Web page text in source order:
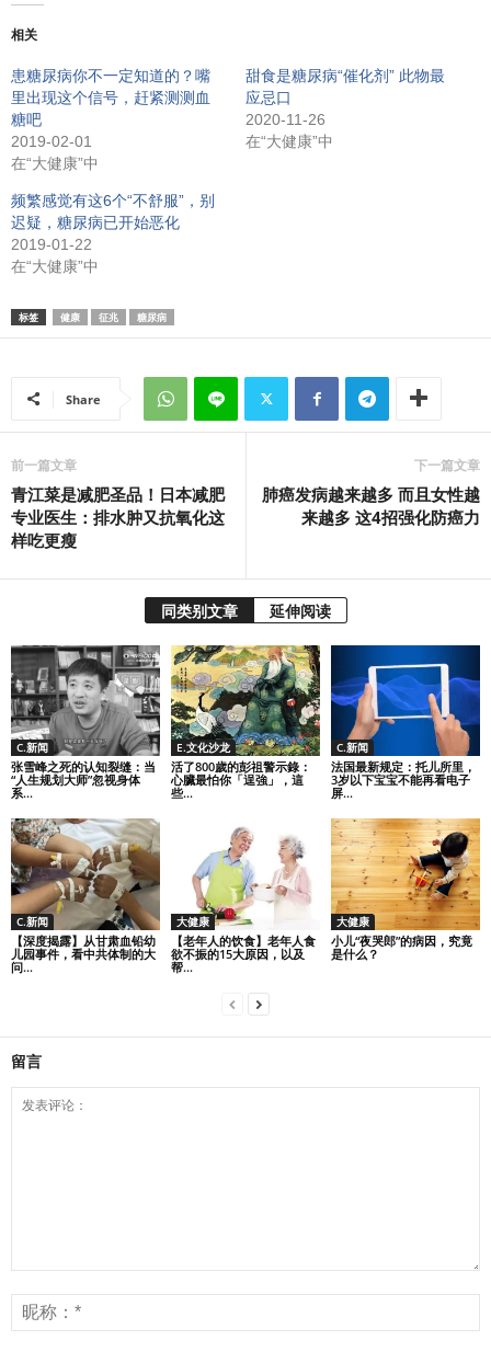
加
载…
相关
患糖尿病你不一定知道的？嘴
里出现这个信号，赶紧测测血
糖吧
2019-02-01
在“大健康”中
甜食是糖尿病“催化剂” 此物最
应忌口
2020-11-26
在“大健康”中
频繁感觉有这6个“不舒服”，别
迟疑，糖尿病已开始恶化
2019-01-22
在“大健康”中
标签 健康 征兆 糖尿病
Share
前一篇文章
青江菜是减肥圣品！日本减肥
专业医生：排水肿又抗氧化这
样吃更瘦
下一篇文章
肺癌发病越来越多 而且女性越
来越多 这4招强化防癌力
同类别文章 延伸阅读
C.新闻
张雪峰之死的认知裂缝：当
“人生规划大师”忽视身体
系...
E.文化沙龙
活了800歲的彭祖警示錄：
心臟最怕你「逞強」，這
些...
C.新闻
法国最新规定：托儿所里，
3岁以下宝宝不能再看电子
屏...
C.新闻
【深度揭露】从甘肃血铅幼
儿园事件，看中共体制的大
问...
大健康
【老年人的饮食】老年人食
欲不振的15大原因，以及
帮...
大健康
小儿“夜哭郎”的病因，究竟
是什么？
留言